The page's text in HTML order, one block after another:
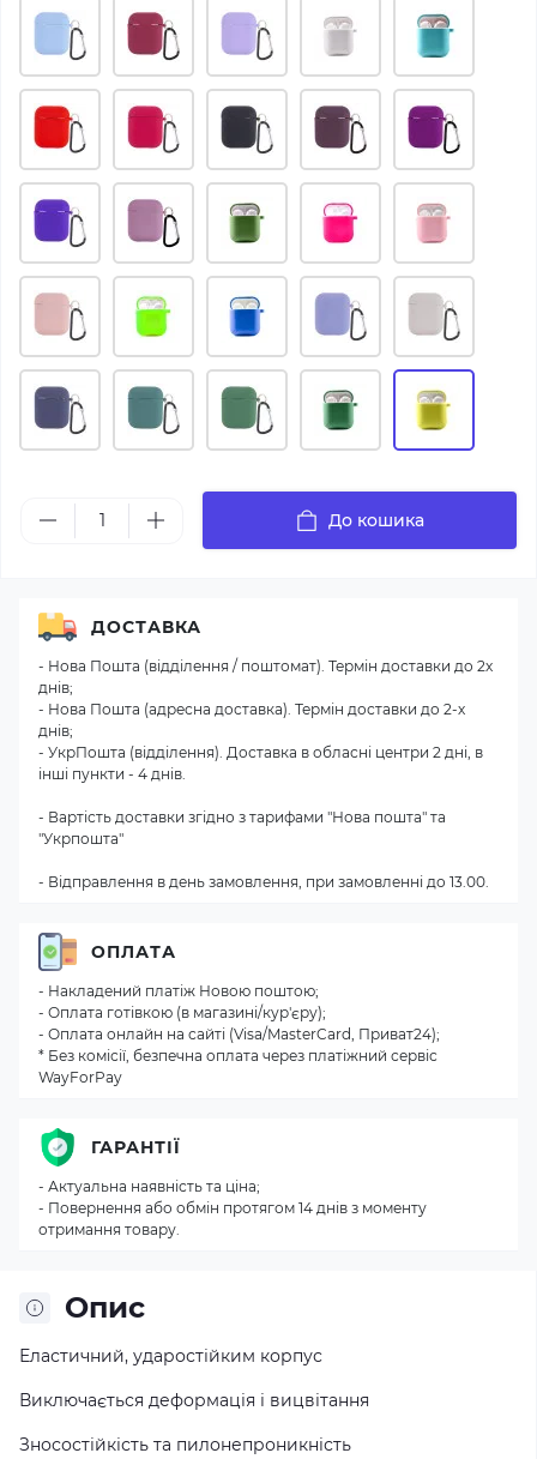
До кошика
Опис
Еластичний, ударостійким корпус
Виключається деформація і вицвітання
Зносостійкість та пилонепроникність
ДОСТАВКА
- Нова Пошта (відділення / поштомат). Термін доставки до 2х
днів;
- Нова Пошта (адресна доставка). Термін доставки до 2-х
днів;
- УкрПошта (відділення). Доставка в обласні центри 2 дні, в
інші пункти - 4 днів.
- Вартість доставки згідно з тарифами "Нова пошта" та
"Укрпошта"
- Відправлення в день замовлення, при замовленні до 13.00.
ОПЛАТА
- Накладений платіж Новою поштою;
- Оплата готівкою (в магазині/кур'єру);
- Оплата онлайн на сайті (Visa/MasterCard, Приват24);
* Без комісії, безпечна оплата через платіжний сервіс
WayForPay
ГАРАНТІЇ
- Актуальна наявність та ціна;
- Повернення або обмін протягом 14 днів з моменту
отримання товару.